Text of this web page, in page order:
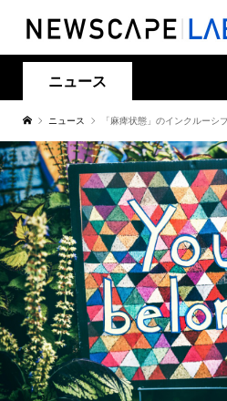
ニュース
ニュース 「麻痺状態」のインクルー